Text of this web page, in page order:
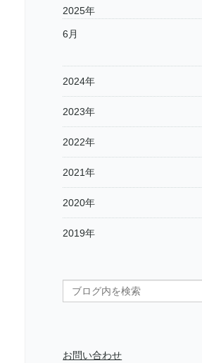
2025年
6月
2024年
2023年
2022年
2021年
2020年
2019年
お問い合わせ